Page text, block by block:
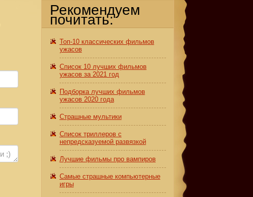
Рекомендуем
почитать:
Топ-10 классических фильмов
ужасов
Список 10 лучших фильмов
ужасов за 2021 год
Подборка лучших фильмов
ужасов 2020 года
Страшные мультики
Список триллеров с
непредсказуемой развязкой
Лучшие фильмы про вампиров
Самые страшные компьютерные
игры